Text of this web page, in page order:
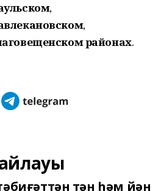
,
,
районах.
тән һәм йән